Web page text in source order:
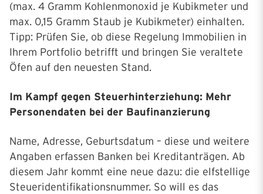
(max. 4 Gramm Kohlenmonoxid je Kubikmeter und
max. 0,15 Gramm Staub je Kubikmeter) einhalten.
Tipp: Prüfen Sie, ob diese Regelung Immobilien in
Ihrem Portfolio betrifft und bringen Sie veraltete
Öfen auf den neuesten Stand.
Im Kampf gegen Steuerhinterziehung: Mehr
Personendaten bei der Baufinanzierung
Name, Adresse, Geburtsdatum – diese und weitere
Angaben erfassen Banken bei Kreditanträgen. Ab
diesem Jahr kommt eine neue dazu: die elfstellige
Steueridentifikationsnummer. So will es das